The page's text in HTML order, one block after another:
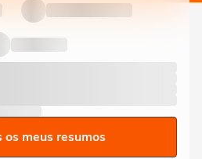
os meus resumos